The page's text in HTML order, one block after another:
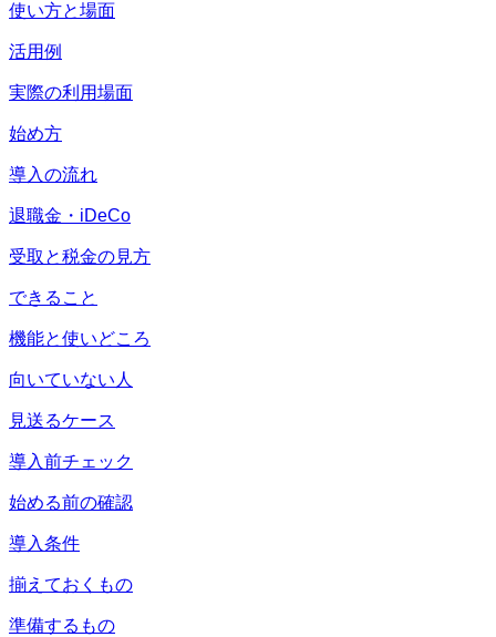
使い方と場面
活用例
実際の利用場面
始め方
導入の流れ
退職金・iDeCo
受取と税金の見方
できること
機能と使いどころ
向いていない人
見送るケース
導入前チェック
始める前の確認
導入条件
揃えておくもの
準備するもの